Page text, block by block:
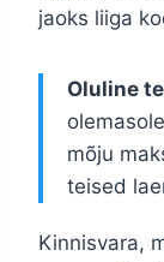
jaoks liiga
Oluline
mõju
teised
Kinnisvara,